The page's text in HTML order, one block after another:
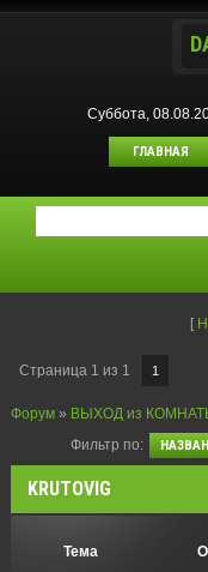
Суббота,
ГЛАВНАЯ
[
Страница 1 из 1 1
Форум » ВЫХОД из
Фильтр по:
KRUTOVIG
Тема